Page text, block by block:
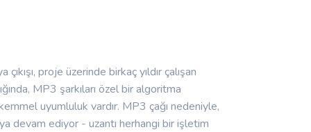
proje üzerinde birkaç yıldır çalışan
MP3 şarkıları özel bir algoritma
uyumluluk vardır. MP3 çağı nedeniyle,
devam ediyor - uzantı herhangi bir işletim